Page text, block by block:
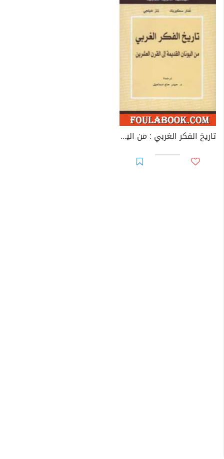
تاريخ الفكر الغربي : من اليونان القديمة إلى القرن العشرين